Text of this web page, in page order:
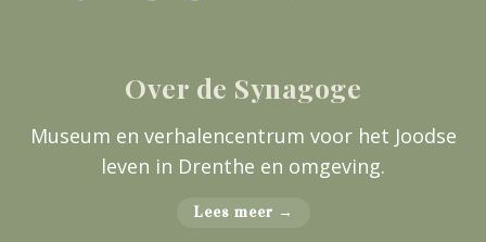
Over de Synagoge
Museum en verhalencentrum voor het Joodse
leven in Drenthe en omgeving.
Lees meer →